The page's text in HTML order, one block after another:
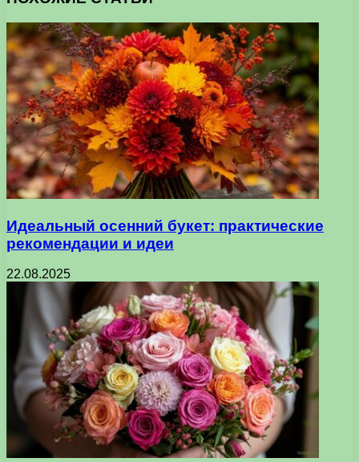
Идеальный осенний букет: практические
рекомендации и идеи
22.08.2025